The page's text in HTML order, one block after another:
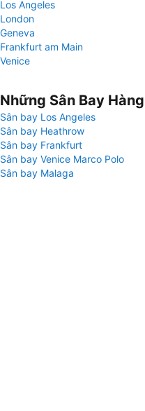
Los Angeles
London
Geneva
Frankfurt am Main
Venice
Những Sân Bay
Sân bay Los Angeles
Sân bay Heathrow
Sân bay Frankfurt
Sân bay Venice Marco Polo
Sân bay Malaga